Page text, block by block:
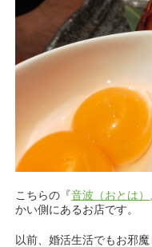
こちらの『音波（おとは）
かい側にあるお店です。
以前、婚活生活でもお邪魔